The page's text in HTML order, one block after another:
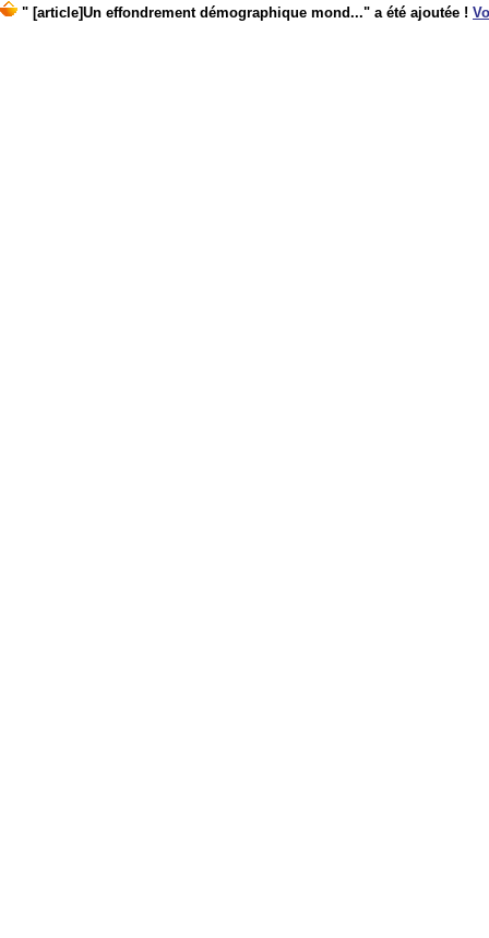
" [article]Un effondrement démographique mond..." a été ajoutée !